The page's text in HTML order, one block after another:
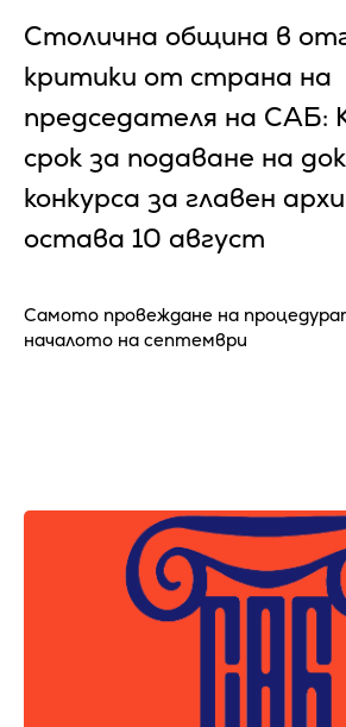
Столична община в
критики от страна на
председателя на САБ:
срок за подаване на
конкурса за главен
остава 10 август
Самото провеждане на
началото на септември